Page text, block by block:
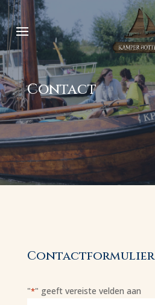
Contact
Contactformulier
"*" geeft vereiste velden aan